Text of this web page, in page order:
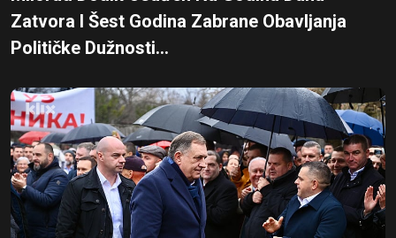
Zatvora I Šest Godina Zabrane Obavljanja
Političke Dužnosti...